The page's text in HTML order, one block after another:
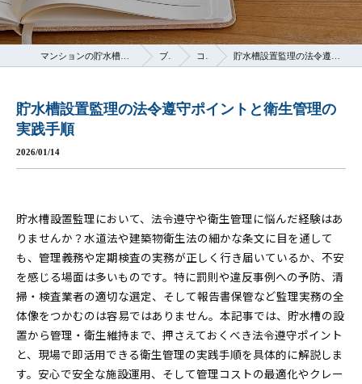
ブログ コラム 貯水槽設置監理の法令遵守ポイントと衛生管理の実践手順
貯水槽設置監理の法令遵守ポイントと衛生管理の
実践手順
2026/01/14
貯水槽設置監理において、法令遵守や衛生管理に悩んだ経験はあ
りませんか？水道法や建築物衛生法の細かな条文に目を通して
も、管理義務や定期検査の実務が正しく行き届いているか、不安
を感じる場面は多いものです。特に罰則や違反事例への予防、清
掃・検査業者の適切な選定、そして報告書保管など監理実務の全
体像をつかむのは容易ではありません。本記事では、貯水槽の設
置から管理・衛生維持まで、押さえておくべき法令遵守ポイント
と、現場で即活用できる衛生管理の実践手順を具体的に解説しま
す。安心で安全な施設運用、そして管理コストの最適化やクレー